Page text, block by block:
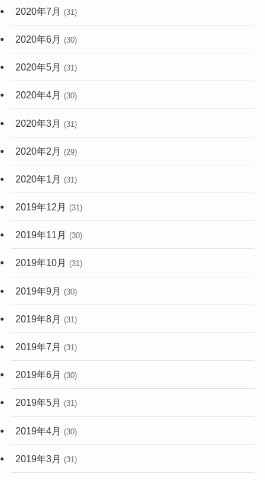
2020年7月 (31)
2020年6月 (30)
2020年5月 (31)
2020年4月 (30)
2020年3月 (31)
2020年2月 (29)
2020年1月 (31)
2019年12月 (31)
2019年11月 (30)
2019年10月 (31)
2019年9月 (30)
2019年8月 (31)
2019年7月 (31)
2019年6月 (30)
2019年5月 (31)
2019年4月 (30)
2019年3月 (31)